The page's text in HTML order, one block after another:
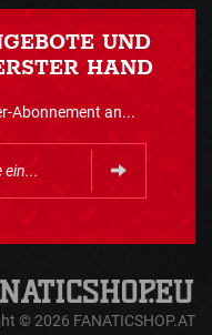
UND
HAND
Abonnement an...
© 2026 FANATICSHOP.AT